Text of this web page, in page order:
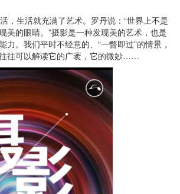
，生活就充满了艺术。罗丹说：“世界上不是
美的眼睛。”摄影是一种发现美的艺术，也是
力。我们平时不经意的、“一瞥即过”的情景，
往可以解读它的广袤，它的微妙……